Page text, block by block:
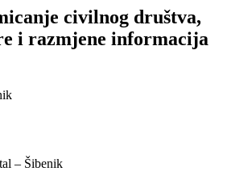
civilnog društva,
i razmjene informacija
– Šibenik